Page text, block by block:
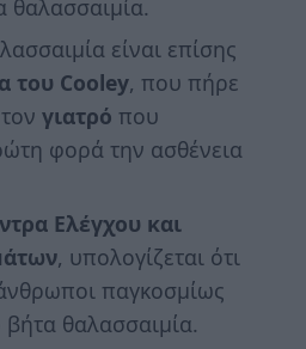
θαλασσαιμία.
είναι επίσης
του Cooley, που πήρε
γιατρό που
φορά την ασθένεια
Ελέγχου και
, υπολογίζεται ότι
παγκοσμίως
θαλασσαιμία.